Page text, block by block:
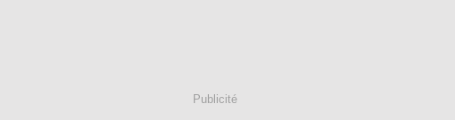
Publicité